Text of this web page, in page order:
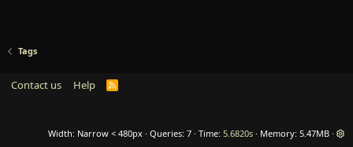
Tags
Contact us Help
R
Width Queries 7 Time 5.6820s Memory 5.47MB